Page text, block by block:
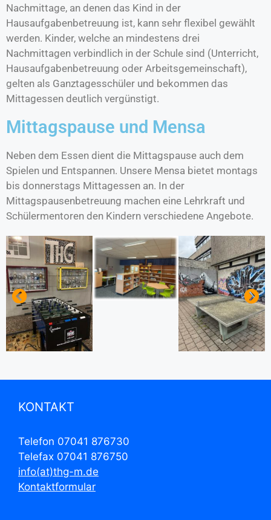
Nachmittage, an denen das Kind in der
Hausaufgabenbetreuung ist, kann sehr flexibel gewählt
werden. Kinder, welche an mindestens drei
Nachmittagen verbindlich in der Schule sind (Unterricht,
Hausaufgabenbetreuung oder Arbeitsgemeinschaft),
gelten als Ganztagesschüler und bekommen das
Mittagessen deutlich vergünstigt.
Mittagspause und Mensa
Neben dem Essen dient die Mittagspause auch dem
Spielen und Entspannen. Unsere Mensa bietet montags
bis donnerstags Mittagessen an. In der
Mittagspausenbetreuung machen eine Lehrkraft und
Schülermentoren den Kindern verschiedene Angebote.
KONTAKT
Telefon 07041 876730
Telefax 07041 876750
info(at)thg-m.de
Kontaktformular